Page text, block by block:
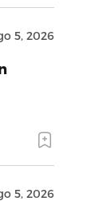
5, 2026
5, 2026